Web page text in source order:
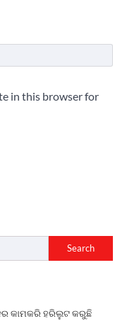
in this browser for
Search
କାମକରି ହରିଲୁଟ କରୁଛି